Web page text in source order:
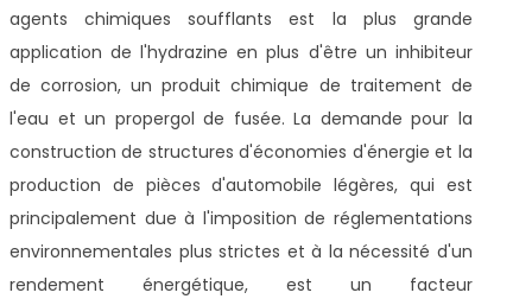
agents chimiques soufflants est la plus grande
application de l'hydrazine en plus d'être un inhibiteur
de corrosion, un produit chimique de traitement de
l'eau et un propergol de fusée. La demande pour la
construction de structures d'économies d'énergie et la
production de pièces d'automobile légères, qui est
principalement due à l'imposition de réglementations
environnementales plus strictes et à la nécessité d'un
rendement énergétique, est un facteur